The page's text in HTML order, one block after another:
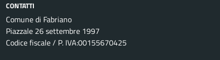
CONTATTI
Comune di Fabriano
Piazzale 26 settembre 1997
Codice fiscale / P. IVA:00155670425